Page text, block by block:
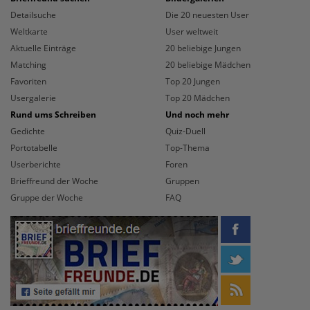
Detailsuche
Weltkarte
Aktuelle Einträge
Matching
Favoriten
Usergalerie
Die 20 neuesten User
User weltweit
20 beliebige Jungen
20 beliebige Mädchen
Top 20 Jungen
Top 20 Mädchen
Rund ums Schreiben
Gedichte
Portotabelle
Userberichte
Brieffreund der Woche
Gruppe der Woche
Und noch mehr
Quiz-Duell
Top-Thema
Foren
Gruppen
FAQ